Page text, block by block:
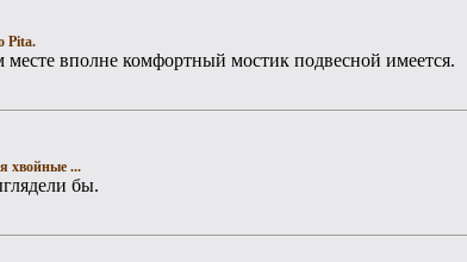
Pita.
вполне комфортный мостик подвесной имеется.
хвойные ...
бы.